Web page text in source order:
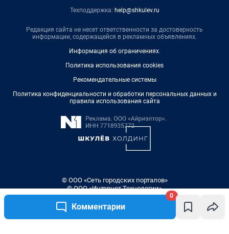
Комментарии
0
Техподдержка: help@shkulev.ru
Редакция сайта не несет ответственности за достоверность
информации, содержащейся в рекламных объявлениях.
Информация об ограничениях.
Политика использования cookies
Рекомендательные системы
Политика конфиденциальности и обработки персональных данных и
правила использования сайта
© ООО «Сеть городских порталов»
© ООО «Интернет Технологии»